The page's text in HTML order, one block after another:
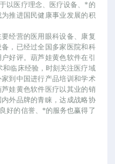
以医疗理念、医疗设备、*的
推进国民健康事业发展的积
经营的医用眼科设备、康复
，已经过全国多家医院和科
好评。葫芦娃黄色软件在引
临床经验，时刻关注医疗域
到中国进行产品培训和学术
娃黄色软件医疗以其业的销
外品牌的青睐，达成战略协
好的信誉、*的服务也赢得了